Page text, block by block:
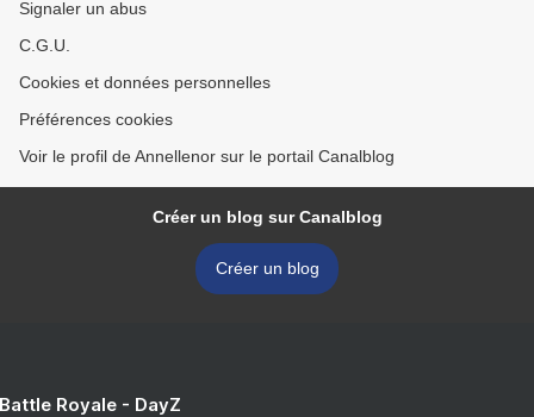
Signaler un abus
C.G.U.
Cookies et données personnelles
Préférences cookies
Voir le profil de Annellenor sur le portail Canalblog
Créer un blog sur Canalblog
Créer un blog
Royale - DayZ